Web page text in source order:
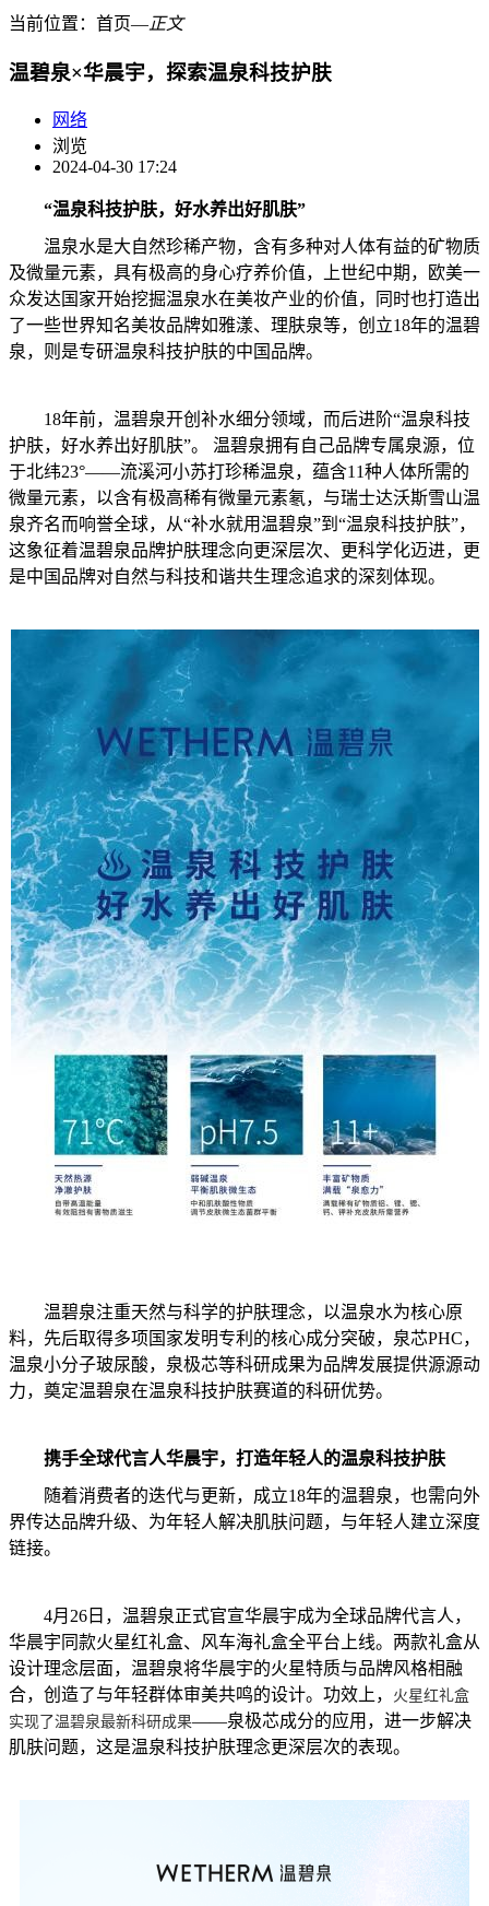
当前位置： 首页―正文
温碧泉×华晨宇，探索温泉科技护肤
网络
浏览
2024-04-30 17:24
“温泉科技护肤，好水养出好肌肤”
温泉水是大自然珍稀产物，含有多种对人体有益的矿物质
及微量元素，具有极高的身心疗养价值，上世纪中期，欧美一
众发达国家开始挖掘温泉水在美妆产业的价值，同时也打造出
了一些世界知名美妆品牌如雅漾、理肤泉等，创立18年的温碧
泉，则是专研温泉科技护肤的中国品牌。
18年前，温碧泉开创补水细分领域，而后进阶“温泉科技
护肤，好水养出好肌肤”。 温碧泉拥有自己品牌专属泉源，位
于北纬23°——流溪河小苏打珍稀温泉，蕴含11种人体所需的
微量元素，以含有极高稀有微量元素氡，与瑞士达沃斯雪山温
泉齐名而响誉全球，从“补水就用温碧泉”到“温泉科技护肤”，
这象征着温碧泉品牌护肤理念向更深层次、更科学化迈进，更
是中国品牌对自然与科技和谐共生理念追求的深刻体现。
温碧泉注重天然与科学的护肤理念，以温泉水为核心原
料，先后取得多项国家发明专利的核心成分突破，泉芯PHC，
温泉小分子玻尿酸，泉极芯等科研成果为品牌发展提供源源动
力，奠定温碧泉在温泉科技护肤赛道的科研优势。
携手全球代言人华晨宇， 打造年轻人的温泉科技护肤
随着消费者的迭代与更新，成立18年的温碧泉，也需向外
界传达品牌升级、为年轻人解决肌肤问题，与年轻人建立深度
链接。
4月26日，温碧泉正式官宣华晨宇成为全球品牌代言人，
华晨宇同款火星红礼盒、风车海礼盒全平台上线。两款礼盒从
设计理念层面，温碧泉将华晨宇的火星特质与品牌风格相融
合，创造了与年轻群体审美共鸣的设计。功效上，
火星红礼盒
实现了温碧泉最新科研成果——泉极芯成分的应用，进一步解决
肌肤问题，这是温泉科技护肤理念更深层次的表现。